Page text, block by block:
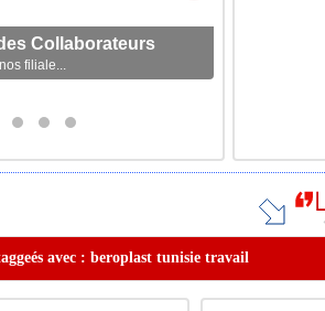
Collaborateurs
filiale...
avec : beroplast tunisie travail